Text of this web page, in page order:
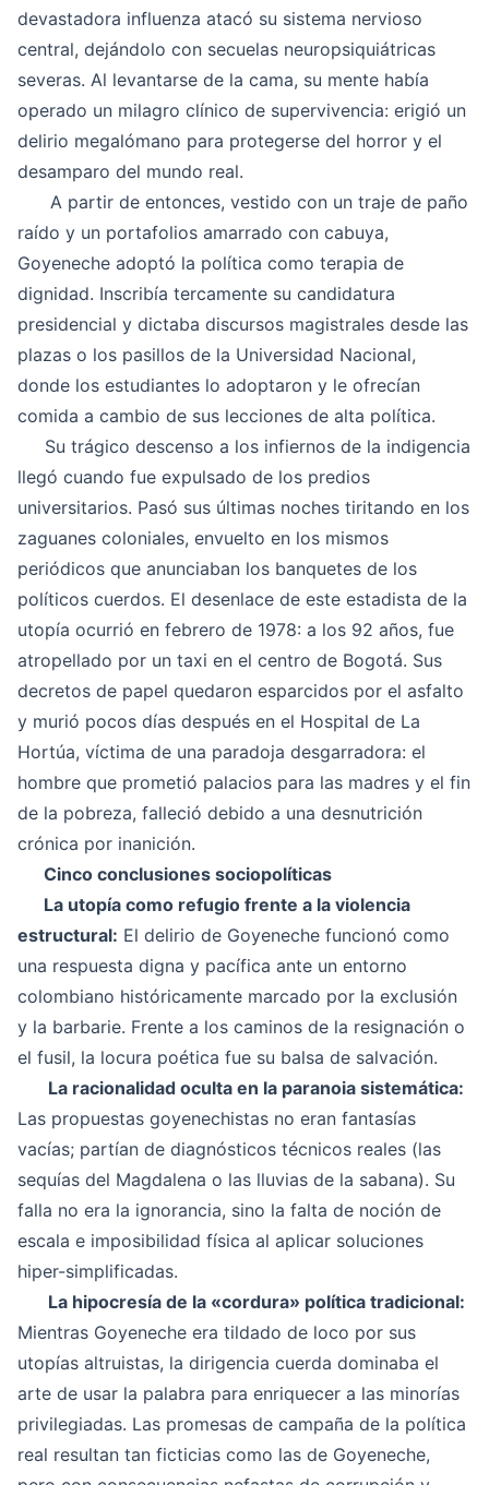
devastadora influenza atacó su sistema nervioso
central, dejándolo con secuelas neuropsiquiátricas
severas. Al levantarse de la cama, su mente había
operado un milagro clínico de supervivencia: erigió un
delirio megalómano para protegerse del horror y el
desamparo del mundo real.
A partir de entonces, vestido con un traje de paño
raído y un portafolios amarrado con cabuya,
Goyeneche adoptó la política como terapia de
dignidad. Inscribía tercamente su candidatura
presidencial y dictaba discursos magistrales desde las
plazas o los pasillos de la Universidad Nacional,
donde los estudiantes lo adoptaron y le ofrecían
comida a cambio de sus lecciones de alta política.
Su trágico descenso a los infiernos de la indigencia
llegó cuando fue expulsado de los predios
universitarios. Pasó sus últimas noches tiritando en los
zaguanes coloniales, envuelto en los mismos
periódicos que anunciaban los banquetes de los
políticos cuerdos. El desenlace de este estadista de la
utopía ocurrió en febrero de 1978: a los 92 años, fue
atropellado por un taxi en el centro de Bogotá. Sus
decretos de papel quedaron esparcidos por el asfalto
y murió pocos días después en el Hospital de La
Hortúa, víctima de una paradoja desgarradora: el
hombre que prometió palacios para las madres y el fin
de la pobreza, falleció debido a una desnutrición
crónica por inanición.
Cinco conclusiones sociopolíticas
La utopía como refugio frente a la violencia
estructural: El delirio de Goyeneche funcionó como
una respuesta digna y pacífica ante un entorno
colombiano históricamente marcado por la exclusión
y la barbarie. Frente a los caminos de la resignación o
el fusil, la locura poética fue su balsa de salvación.
La racionalidad oculta en la paranoia sistemática:
Las propuestas goyenechistas no eran fantasías
vacías; partían de diagnósticos técnicos reales (las
sequías del Magdalena o las lluvias de la sabana). Su
falla no era la ignorancia, sino la falta de noción de
escala e imposibilidad física al aplicar soluciones
hiper-simplificadas.
La hipocresía de la «cordura» política tradicional:
Mientras Goyeneche era tildado de loco por sus
utopías altruistas, la dirigencia cuerda dominaba el
arte de usar la palabra para enriquecer a las minorías
privilegiadas. Las promesas de campaña de la política
real resultan tan ficticias como las de Goyeneche,